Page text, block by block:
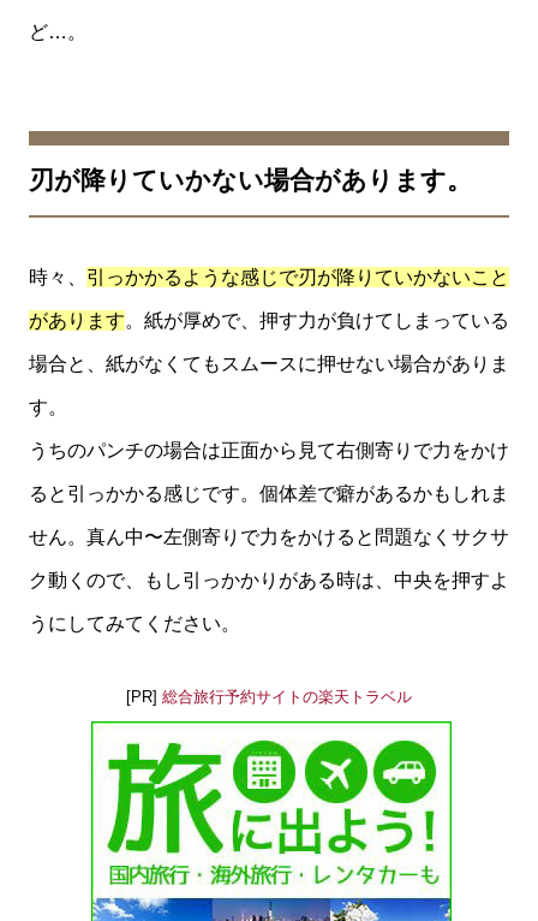
ど…。
刃が降りていかない場合があります。
時々、 引っかかるような感じで刃が降りていかないこと
があります。紙が厚めで、押す力が負けてしまっている
場合と、紙がなくてもスムースに押せない場合がありま
す。
うちのパンチの場合は正面から見て右側寄りで力をかけ
ると引っかかる感じです。個体差で癖があるかもしれま
せん。真ん中〜左側寄りで力をかけると問題なくサクサ
ク動くので、もし引っかかりがある時は、中央を押すよ
うにしてみてください。
[PR] 総合旅行予約サイトの楽天トラベル